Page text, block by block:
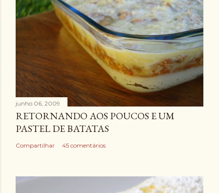
junho 06, 2009
RETORNANDO AOS POUCOS E UM
PASTEL DE BATATAS
Compartilhar 45 comentários